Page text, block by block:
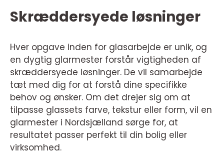
Skræddersyede løsninger
Hver opgave inden for glasarbejde er unik, og
en dygtig glarmester forstår vigtigheden af
skræddersyede løsninger. De vil samarbejde
tæt med dig for at forstå dine specifikke
behov og ønsker. Om det drejer sig om at
tilpasse glassets farve, tekstur eller form, vil en
glarmester i Nordsjælland sørge for, at
resultatet passer perfekt til din bolig eller
virksomhed.